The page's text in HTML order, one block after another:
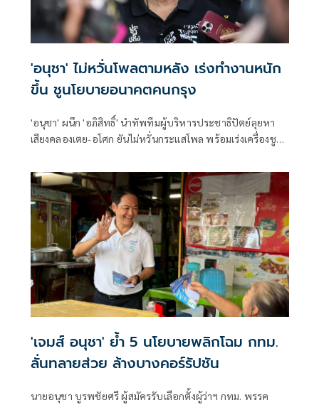
'อนุชา' ไม่หวั่นโพลตามหลัง เร่งทำงานหนัก
ขึ้น ชูนโยบายอนาคตคนกรุง
'อนุชา' ผนึก 'อภิสิทธิ์' นำทัพทีมผู้บริหารประชาธิปัตย์ลุยหา
เสียงคลองเตย-อโศก ยันไม่หวั่นกระแสโพล พร้อมเร่งเครื่องชู
'เจมส์ อนุชา' ย้ำ 5 นโยบายพลิกโฉม กทม.
ลั่นทลายส่วย ล้างบางคอร์รัปชัน
นายอนุชา บูรพชัยศรี ผู้สมัครรับเลือกตั้งผู้ว่าฯ กทม. พรรค